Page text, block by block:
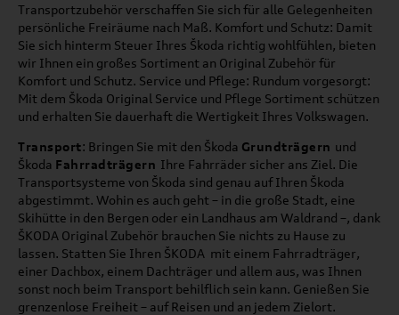
Transportzubehör verschaffen Sie sich für alle Gelegenheiten
persönliche Freiräume nach Maß. Komfort und Schutz: Damit
Sie sich hinterm Steuer Ihres Škoda richtig wohlfühlen, bieten
wir Ihnen ein großes Sortiment an Original Zubehör für
Komfort und Schutz. Service und Pflege: Rundum vorgesorgt:
Mit dem Škoda Original Service und Pflege Sortiment schützen
und erhalten Sie dauerhaft die Wertigkeit Ihres Volkswagen.
Transport: Bringen Sie mit den Škoda Grundträgern und
Škoda Fahrradträgern Ihre Fahrräder sicher ans Ziel. Die
Transportsysteme von Škoda sind genau auf Ihren Škoda
abgestimmt. Wohin es auch geht – in die große Stadt, eine
Skihütte in den Bergen oder ein Landhaus am Waldrand –, dank
ŠKODA Original Zubehör brauchen Sie nichts zu Hause zu
lassen. Statten Sie Ihren ŠKODA mit einem Fahrradträger,
einer Dachbox, einem Dachträger und allem aus, was Ihnen
sonst noch beim Transport behilflich sein kann. Genießen Sie
grenzenlose Freiheit – auf Reisen und an jedem Zielort.